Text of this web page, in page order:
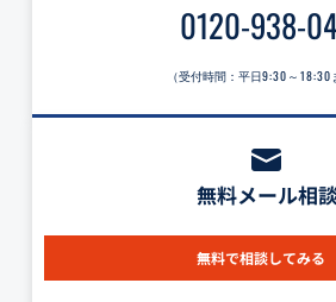
0120-938-
（受付時間：平日9:30～18:30
無料メール相
無料で相談してみる